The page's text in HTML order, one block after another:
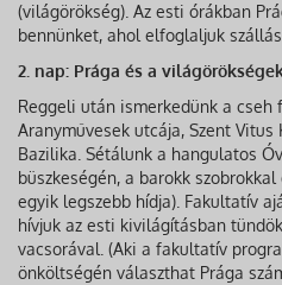
(világörökség). Az esti órákban
bennünket, ahol elfoglaljuk
2. nap: Prága és a
Reggeli után ismerkedünk a cseh
Aranyművesek utcája, Szent Vitus
Bazilika. Sétálunk a hangulatos
büszkeségén, a barokk
egyik legszebb hídja). Fakultatív
hívjuk az esti kivilágításban
vacsorával. (Aki a fakultatív
önköltségén választhat Prága